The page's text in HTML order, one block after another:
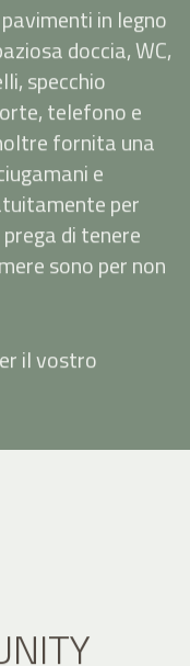
in legno
doccia, WC,
specchio
telefono e
fornita una
e
per
di tenere
sono per non
il vostro